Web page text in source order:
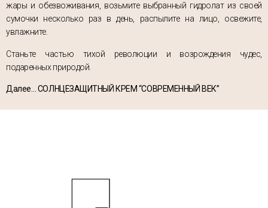
жары и обезвоживания, возьмите выбранный гидролат из своей
сумочки несколько раз в день, распылите на лицо, освежите,
увлажните.
Станьте частью тихой революции и возрождения чудес,
подаренных природой.
Далее… СОЛНЦЕЗАЩИТНЫЙ КРЕМ “СОВРЕМЕННЫЙ ВЕК”